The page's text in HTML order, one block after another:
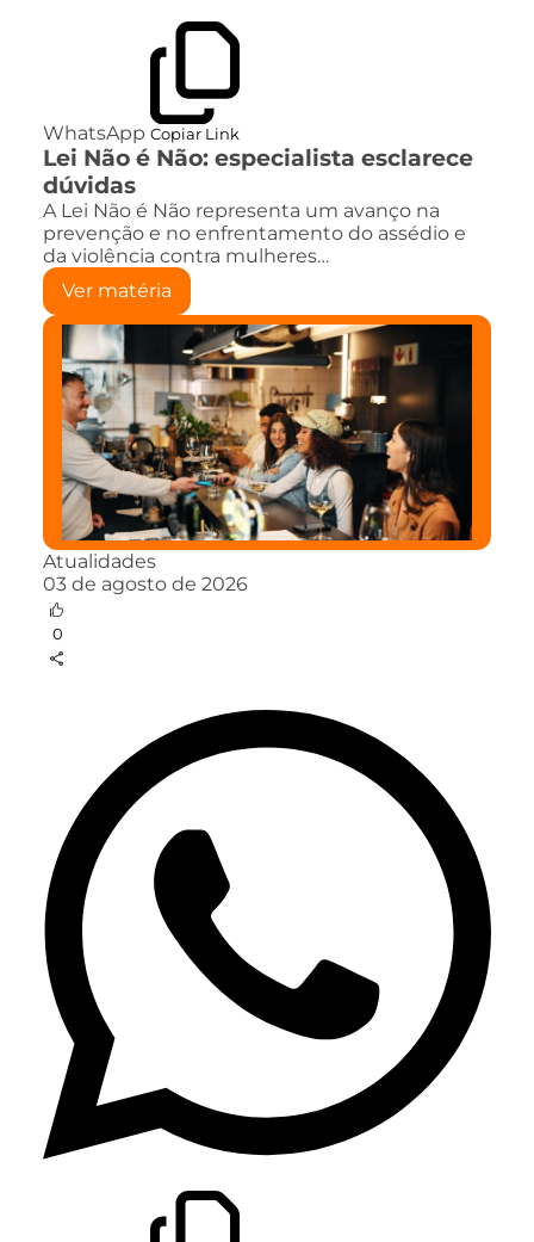
WhatsApp Copiar Link
Lei Não é Não: especialista esclarece
dúvidas
A Lei Não é Não representa um avanço na
prevenção e no enfrentamento do assédio e
da violência contra mulheres…
Ver matéria
Atualidades
03 de agosto de 2026
0